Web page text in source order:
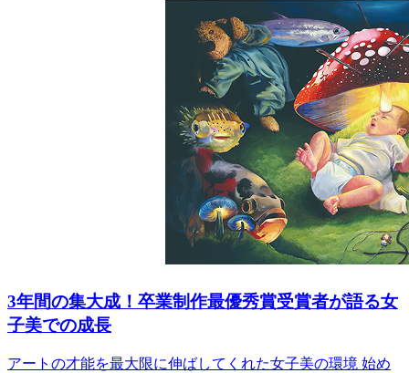
3年間の集大成！卒業制作最優秀賞受賞者が語る女
子美での成長
アートの才能を最大限に伸ばしてくれた女子美の環境 始め